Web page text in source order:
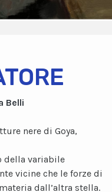
Belli
nere di Goya,
della variabile
vicine che le forze di
dall’altra stella.